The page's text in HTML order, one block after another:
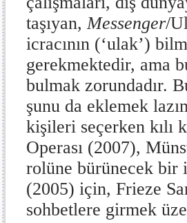
taşıyan,Messenger/
icracının (‘ulak’)
gerekmektedir, ama
bulmak zorundadır.
şunu da eklemek
kişileri seçerken kılı
Operası (2007),
rolüne bürünecek bir
(2005) için, Frieze
sohbetlere girmek